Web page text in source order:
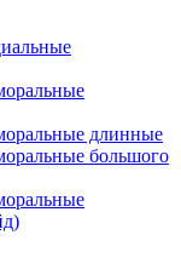
длинные
большого